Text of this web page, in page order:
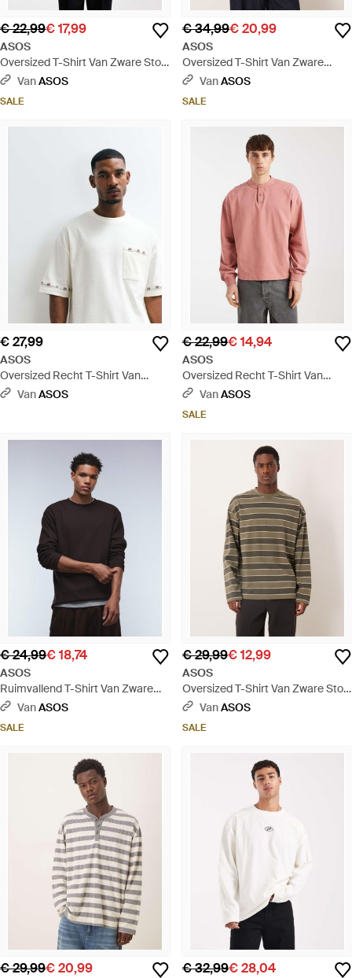
€ 22,99€ 17,99
ASOS
Oversized T-Shirt Van Zware Stof
Met Lange Mouwen En Henley-
VanASOS
SALE
€ 34,99€ 20,99
ASOS
Oversized T-Shirt Van Zware
Wafelstof Met Lange Mouwen En
VanASOS
SALE
€ 27,99
ASOS
Oversized Recht T-Shirt Van
Zware Stof Met Geborduurde
VanASOS
€ 22,99€ 14,94
ASOS
Oversized Recht T-Shirt Van
Zware Stof Met Lange Mouwen
VanASOS
SALE
€ 24,99€ 18,74
ASOS
Ruimvallend T-Shirt Van Zware
Stof Met Lange Mouwen En
VanASOS
SALE
€ 29,99€ 12,99
ASOS
Oversized T-Shirt Van Zware Stof
Met Lange Mouwen En Strepen -
VanASOS
SALE
€ 29,99€ 20,99 € 32,99€ 28,04